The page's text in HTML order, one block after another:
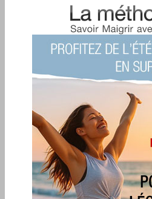
> maikhanh100 >
barrier, diode Schottky junction, RF Diodesa
Blog de
What is the
schottky barrier,
junction, RF
publié le 03/12/2022 à 09:00
ZHCS1000 Series 1000 mA 40 V 100 uA High